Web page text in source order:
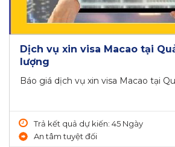
Dịch vụ xin visa Macao tại
lượng
Báo giá dịch vụ xin visa Macao tại
Trả kết quả dự kiến: 45 Ngày
An tâm tuyệt đối